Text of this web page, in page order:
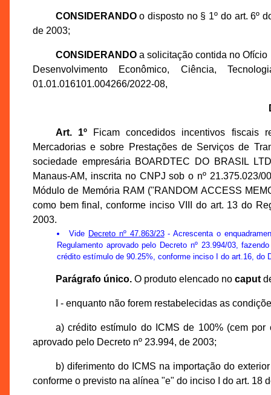
CONSIDERANDOo disposto no § 1º do art. 6º
de 2003;
CONSIDERANDOa solicitação contida no Ofício
Desenvolvimento Econômico, Ciência,
01.01.016101.004266/2022-08,
Art. 1ºFicam concedidos incentivos fiscais
Mercadorias e sobre Prestações de Serviços de
sociedade empresária BOARDTEC DO BRASIL
Manaus-AM, inscrita no CNPJ sob o nº 21.375.023/
Módulo de Memória RAM ("RANDOM ACCESS
como bem final, conforme inciso VIII do art. 13 do
2003.
Vide Decreto nº 47.863/23- Acrescenta o
Regulamento aprovado pelo Decreto nº 23.994/03,
crédito estímulo de 90.25%, conforme inciso I do art.16, do
Parágrafo único.O produto elencado no caput
I - enquanto não forem restabelecidas as
a) crédito estímulo do ICMS de 100% (cem
aprovado pelo Decreto nº 23.994, de 2003;
b) diferimento do ICMS na importação do
conforme o previsto na alínea "e" do inciso I do art. 18